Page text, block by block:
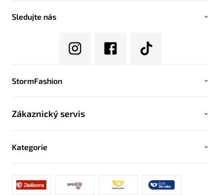
Sledujte nás
StormFashion
Zákaznický servis
Kategorie